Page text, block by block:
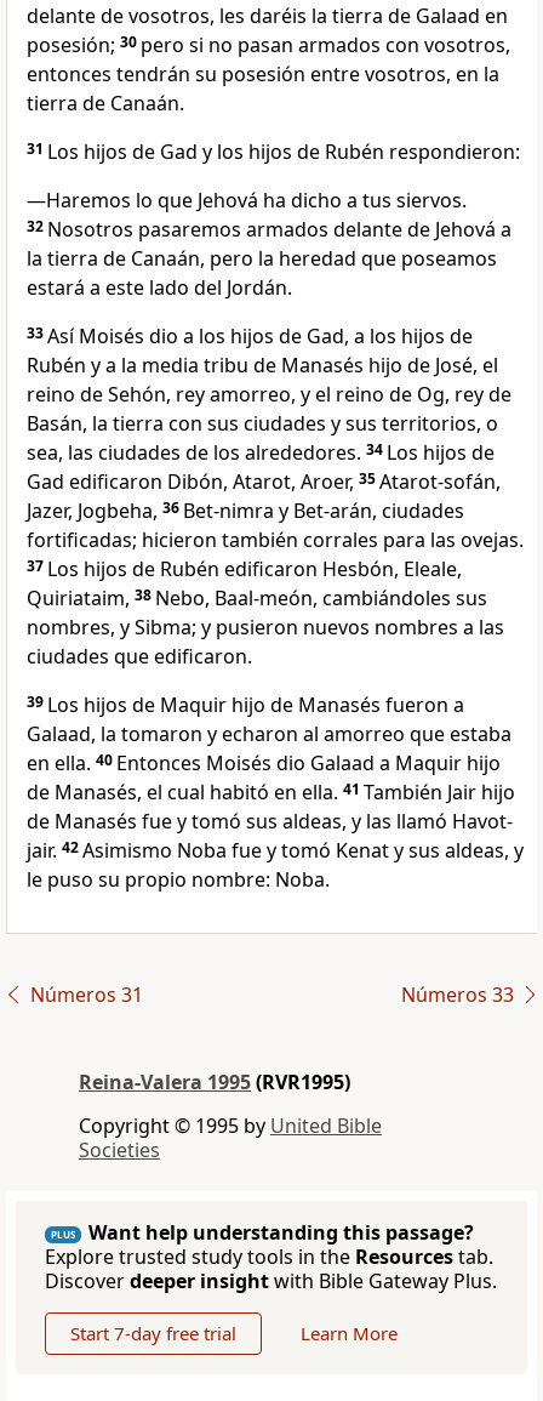
delante de vosotros, les daréis la tierra de Galaad en
posesión; 30 pero si no pasan armados con vosotros,
entonces tendrán su posesión entre vosotros, en la
tierra de Canaán.
31 Los hijos de Gad y los hijos de Rubén respondieron:
—Haremos lo que Jehová ha dicho a tus siervos.
32 Nosotros pasaremos armados delante de Jehová a
la tierra de Canaán, pero la heredad que poseamos
estará a este lado del Jordán.
33Así Moisés dio a los hijos de Gad, a los hijos de
Rubén y a la media tribu de Manasés hijo de José, el
reino de Sehón, rey amorreo, y el reino de Og, rey de
Basán, la tierra con sus ciudades y sus territorios, o
sea, las ciudades de los alrededores. 34 Los hijos de
Gad edificaron Dibón, Atarot, Aroer, 35Atarot-sofán,
Jazer, Jogbeha, 36 Bet-nimra y Bet-arán, ciudades
fortificadas; hicieron también corrales para las ovejas.
37 Los hijos de Rubén edificaron Hesbón, Eleale,
Quiriataim, 38 Nebo, Baal-meón, cambiándoles sus
nombres, y Sibma; y pusieron nuevos nombres a las
ciudades que edificaron.
39 Los hijos de Maquir hijo de Manasés fueron a
Galaad, la tomaron y echaron al amorreo que estaba
en ella. 40 Entonces Moisés dio Galaad a Maquir hijo
de Manasés, el cual habitó en ella. 41 También Jair hijo
de Manasés fue y tomó sus aldeas, y las llamó Havot-
jair. 42Asimismo Noba fue y tomó Kenat y sus aldeas, y
le puso su propio nombre: Noba.
Números 31 Números 33
Reina-Valera 1995(RVR1995)
Copyright © 1995 by United Bible
Societies
PLUS
Want help understanding this passage?
Explore trusted study tools in the Resourcestab.
Discoverdeeper insightwith Bible Gateway Plus.
Start 7-day free trial Learn More